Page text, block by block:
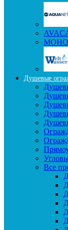
Душевые
Все